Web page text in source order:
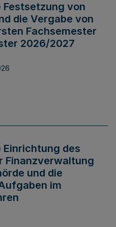
Festsetzung von
die Vergabe von
Fachsemester
2026/2027
Einrichtung des
Finanzverwaltung
und die
im